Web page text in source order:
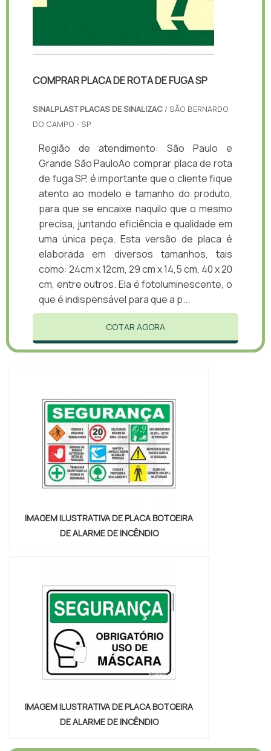
COMPRAR PLACA DE ROTA DE FUGA SP
SINALPLAST PLACAS DE SINALIZAC / SÃO BERNARDO
DO CAMPO - SP
Região de atendimento: São Paulo e
Grande São PauloAo comprar placa de rota
de fuga SP, é importante que o cliente fique
atento ao modelo e tamanho do produto,
para que se encaixe naquilo que o mesmo
precisa, juntando eficiência e qualidade em
uma única peça. Esta versão de placa é
elaborada em diversos tamanhos, tais
como: 24cm x 12cm, 29 cm x 14,5 cm, 40 x 20
cm, entre outros. Ela é fotoluminescente, o
que é indispensável para que a p...
COTAR AGORA
IMAGEM ILUSTRATIVA DE PLACA BOTOEIRA
DE ALARME DE INCÊNDIO
IMAGEM ILUSTRATIVA DE PLACA BOTOEIRA
DE ALARME DE INCÊNDIO